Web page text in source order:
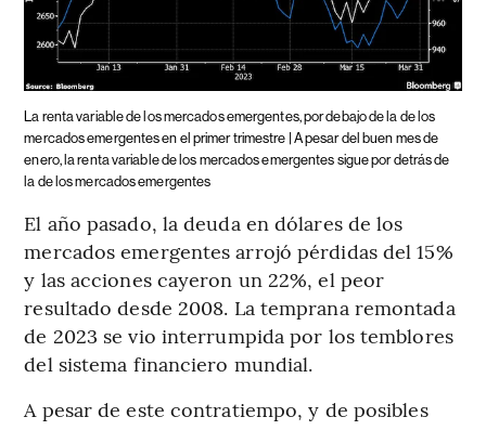
La renta variable de los mercados emergentes, por debajo de la de los
mercados emergentes en el primer trimestre | A pesar del buen mes de
enero, la renta variable de los mercados emergentes sigue por detrás de
la de los mercados emergentes
El año pasado, la deuda en dólares de los
mercados emergentes arrojó pérdidas del 15%
y las acciones cayeron un 22%, el peor
resultado desde 2008. La temprana remontada
de 2023 se vio interrumpida por los temblores
del sistema financiero mundial.
A pesar de este contratiempo, y de posibles